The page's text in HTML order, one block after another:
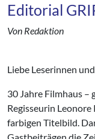
Editorial
Von Redaktion
Liebe Leserinnen
30 Jahre Filmhaus
Regisseurin
farbigen Titelbild.